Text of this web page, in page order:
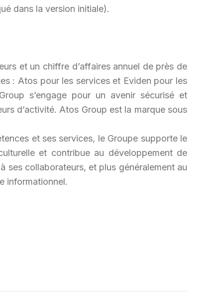
dans la version initiale).
et un chiffre d’affaires annuel de près de
: Atos pour les services et Eviden pour les
s’engage pour un avenir sécurisé et
d’activité. Atos Group est la marque sous
et ses services, le Groupe supporte le
et contribue au développement de
ses collaborateurs, et plus généralement au
informationnel.